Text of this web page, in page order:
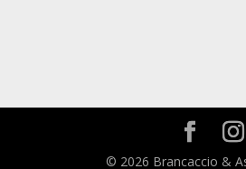
© 2026 Brancaccio &